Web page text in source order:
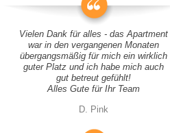
Vielen Dank für alles - das Apartment
war in den vergangenen Monaten
übergangsmäßig für mich ein wirklich
guter Platz und ich habe mich auch
gut betreut gefühlt!
Alles Gute für Ihr Team
D. Pink